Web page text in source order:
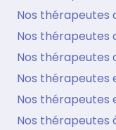
Nos thérapeutes
Nos thérapeutes
Nos thérapeutes
Nos thérapeutes
Nos thérapeutes
Nos thérapeutes